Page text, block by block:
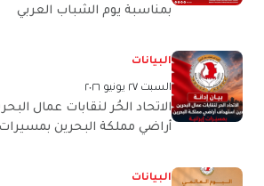
بمناسبة يوم الشباب العربي
البيانات
السبت ٢٧ يونيو ٢٠٢٦
الاتحاد الحُر لنقابات عمال
أراضي مملكة البحرين بمسيرات
البيانات